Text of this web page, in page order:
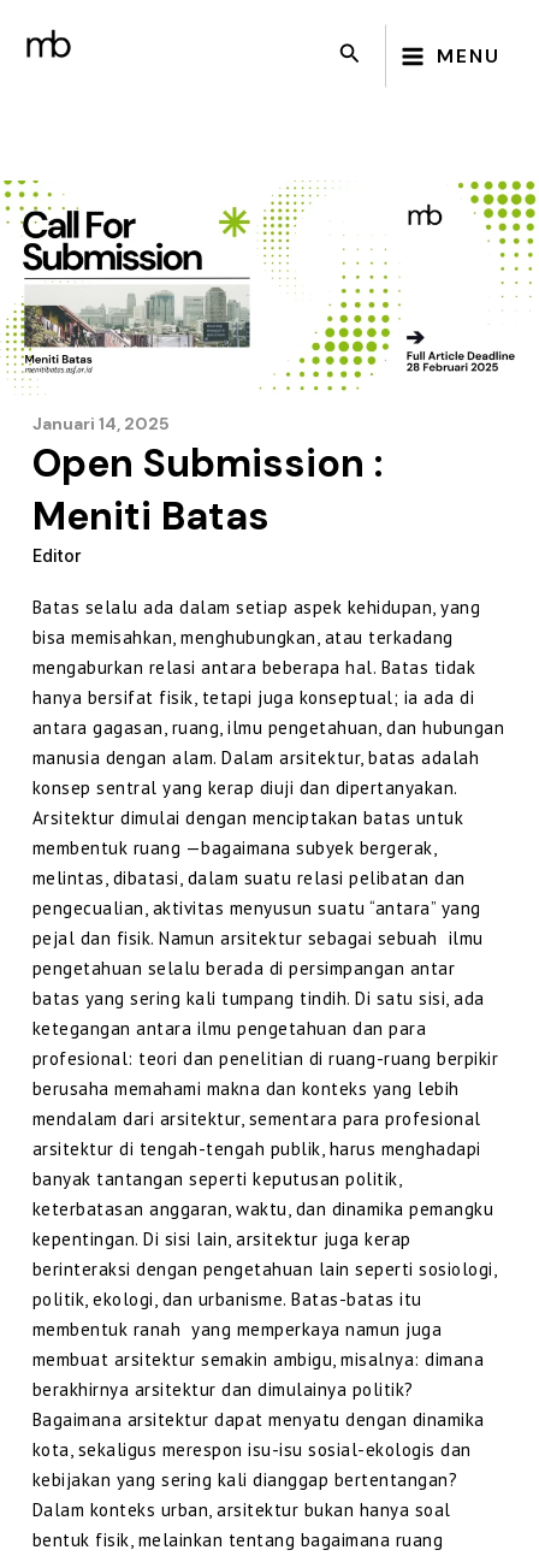
Cari
MENU
MENU
Januari 14, 2025
Open Submission :
Meniti Batas
Editor
Batas selalu ada dalam setiap aspek kehidupan, yang
bisa memisahkan, menghubungkan, atau terkadang
mengaburkan relasi antara beberapa hal. Batas tidak
hanya bersifat fisik, tetapi juga konseptual; ia ada di
antara gagasan, ruang, ilmu pengetahuan, dan hubungan
manusia dengan alam. Dalam arsitektur, batas adalah
konsep sentral yang kerap diuji dan dipertanyakan.
Arsitektur dimulai dengan menciptakan batas untuk
membentuk ruang —bagaimana subyek bergerak,
melintas, dibatasi, dalam suatu relasi pelibatan dan
pengecualian, aktivitas menyusun suatu “antara” yang
pejal dan fisik. Namun arsitektur sebagai sebuah ilmu
pengetahuan selalu berada di persimpangan antar
batas yang sering kali tumpang tindih. Di satu sisi, ada
ketegangan antara ilmu pengetahuan dan para
profesional: teori dan penelitian di ruang-ruang berpikir
berusaha memahami makna dan konteks yang lebih
mendalam dari arsitektur, sementara para profesional
arsitektur di tengah-tengah publik, harus menghadapi
banyak tantangan seperti keputusan politik,
keterbatasan anggaran, waktu, dan dinamika pemangku
kepentingan. Di sisi lain, arsitektur juga kerap
berinteraksi dengan pengetahuan lain seperti sosiologi,
politik, ekologi, dan urbanisme. Batas-batas itu
membentuk ranah yang memperkaya namun juga
membuat arsitektur semakin ambigu, misalnya: dimana
berakhirnya arsitektur dan dimulainya politik?
Bagaimana arsitektur dapat menyatu dengan dinamika
kota, sekaligus merespon isu-isu sosial-ekologis dan
kebijakan yang sering kali dianggap bertentangan?
Dalam konteks urban, arsitektur bukan hanya soal
bentuk fisik, melainkan tentang bagaimana ruang